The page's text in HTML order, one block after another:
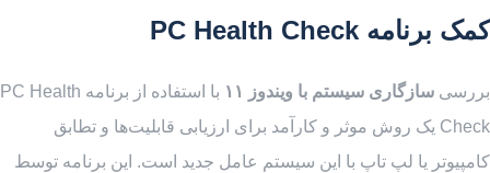
کمک برنامه PC Health Check
بررسی سازگاری سیستم با ویندوز ۱۱
با استفاده از برنامه PC Health
Check یک روش موثر و کارآمد برای ارزیابی قابلیت‌ها و تطابق
کامپیوتر یا لپ تاپ با این سیستم عامل جدید است. این برنامه توسط